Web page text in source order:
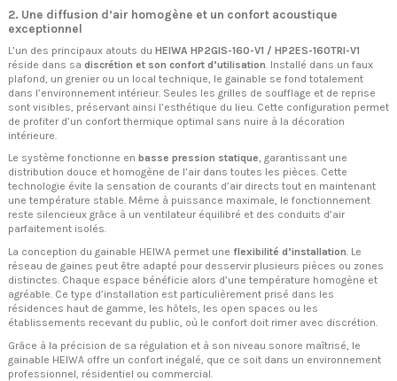
2. Une diffusion d’air homogène et un confort acoustique
exceptionnel
L’un des principaux atouts du HEIWA HP2GIS-160-V1 / HP2ES-160TRI-V1
réside dans sa discrétion et son confort d’utilisation. Installé dans un faux
plafond, un grenier ou un local technique, le gainable se fond totalement
dans l’environnement intérieur. Seules les grilles de soufflage et de reprise
sont visibles, préservant ainsi l’esthétique du lieu. Cette configuration permet
de profiter d’un confort thermique optimal sans nuire à la décoration
intérieure.
Le système fonctionne en basse pression statique, garantissant une
distribution douce et homogène de l’air dans toutes les pièces. Cette
technologie évite la sensation de courants d’air directs tout en maintenant
une température stable. Même à puissance maximale, le fonctionnement
reste silencieux grâce à un ventilateur équilibré et des conduits d’air
parfaitement isolés.
La conception du gainable HEIWA permet une flexibilité d’installation. Le
réseau de gaines peut être adapté pour desservir plusieurs pièces ou zones
distinctes. Chaque espace bénéficie alors d’une température homogène et
agréable. Ce type d’installation est particulièrement prisé dans les
résidences haut de gamme, les hôtels, les open spaces ou les
établissements recevant du public, où le confort doit rimer avec discrétion.
Grâce à la précision de sa régulation et à son niveau sonore maîtrisé, le
gainable HEIWA offre un confort inégalé, que ce soit dans un environnement
professionnel, résidentiel ou commercial.